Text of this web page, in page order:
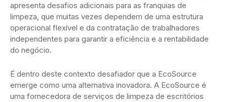
apresenta desafios adicionais para as franquias de
limpeza, que muitas vezes dependem de uma estrutura
operacional flexível e da contratação de trabalhadores
independentes para garantir a eficiência e a rentabilidade
do negócio.
É dentro deste contexto desafiador que a EcoSource
emerge como uma alternativa inovadora. A EcoSource é
uma fornecedora de serviços de limpeza de escritórios